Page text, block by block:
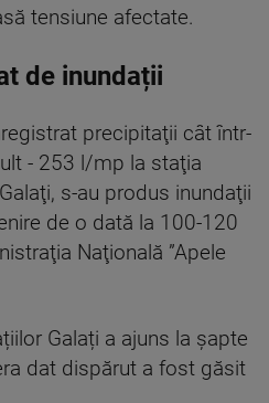
tensiune afectate.
de inundații
precipitaţii cât într-
- 253 l/mp la staţia
s-au produs inundaţii
de o dată la 100-120
Naţională ”Apele
Galați a ajuns la șapte
dat dispărut a fost găsit